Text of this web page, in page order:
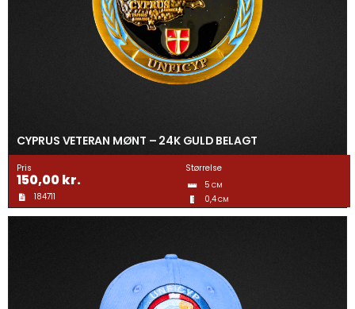
CYPRUS VETERAN MØNT – 24K GULD BELAGT
Pris
150,00kr.
184711
Størrelse
5 CM
0,4CM